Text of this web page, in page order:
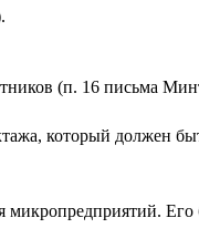
(п. 16 письма
который
микропредприятий.